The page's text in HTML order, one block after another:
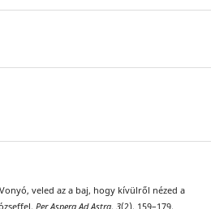
veled az a baj, hogy kívülről nézed a